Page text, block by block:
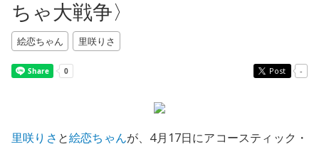
ちゃ大戦争〉
絵恋ちゃん 里咲りさ
Post -
里咲りさ と絵恋ちゃんが、4月17日にアコースティック・